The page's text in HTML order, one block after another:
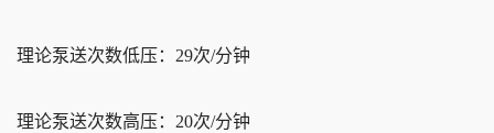
理论泵送次数低压：29次/分钟
理论泵送次数高压：20次/分钟